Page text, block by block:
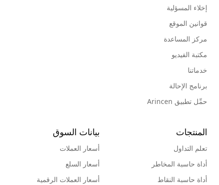
إخلاء المسؤلية
قوانين الموقع
مركز المساعدة
مكتبة الفيديو
خدماتنا
برنامج الإحالة
حمِّل تطبيق Arincen
المنتجات
تعلم التداول
أداة حاسبة المخاطر
أداة حاسبة النقاط
بيانات السوق
أسعار العملات
أسعار السلع
أسعار العملات الرقمية